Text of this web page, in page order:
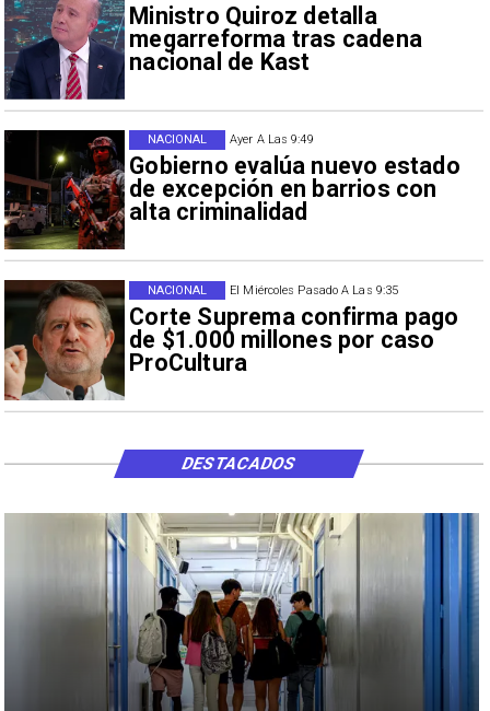
Ministro Quiroz detalla
megarreforma tras cadena
nacional de Kast
Ayer A Las 9:49
Gobierno evalúa nuevo estado
de excepción en barrios con
alta criminalidad
NACIONAL
El Miércoles Pasado A Las 9:35
Corte Suprema confirma pago
de $1.000 millones por caso
ProCultura
NACIONAL
DESTACADOS